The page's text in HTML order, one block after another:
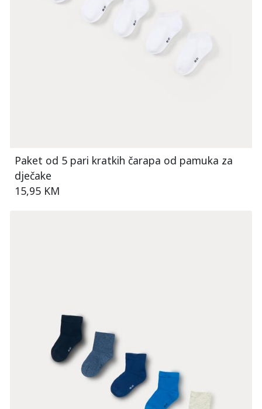
Paket od 5 pari kratkih čarapa od pamuka za
dječake
15,95 KM